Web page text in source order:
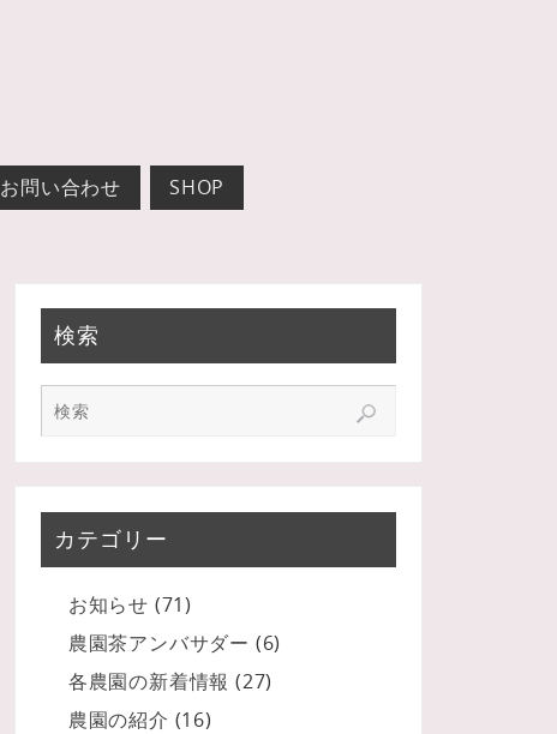
お問い合わせ SHOP
検索
カテゴリー
お知らせ (71)
農園茶アンバサダー (6)
各農園の新着情報 (27)
農園の紹介 (16)